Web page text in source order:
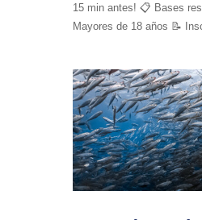
15 min antes! 📋 Bases
Mayores de 18 años 📝